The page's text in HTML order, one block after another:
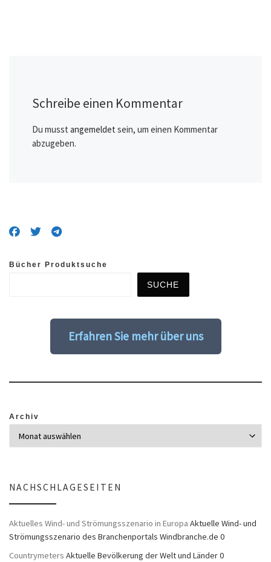
Schreibe einen Kommentar
Du musst angemeldet sein, um einen Kommentar
abzugeben.
Bücher Produktsuche
SUCHE
Erfahren Sie mehr über uns
Archiv
NACHSCHLAGESEITEN
Aktuelles Wind- und Strömungsszenario in Europa Aktuelle Wind- und
Strömungsszenario des Branchenportals Windbranche.de 0
Countrymeters Aktuelle Bevölkerung der Welt und Länder 0